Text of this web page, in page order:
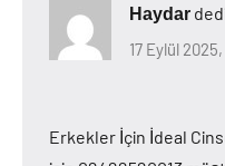
Haydar
17 Eylül
Erkekler İçin İdeal